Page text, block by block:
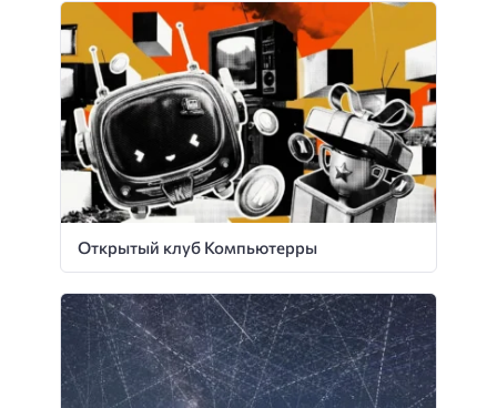
Открытый клуб Компьютерры